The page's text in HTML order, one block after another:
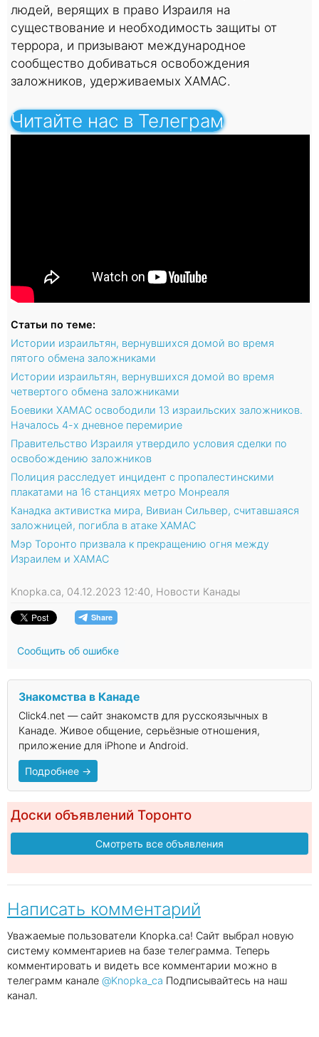
людей, верящих в право Израиля на
существование и необходимость защиты от
террора, и призывают международное
сообщество добиваться освобождения
заложников, удерживаемых ХАМАС.
Читайте нас в Телеграм
Статьи по теме:
Истории израильтян, вернувшихся домой во время
пятого обмена заложниками
Истории израильтян, вернувшихся домой во время
четвертого обмена заложниками
Боевики ХАМАС освободили 13 израильских заложников.
Началось 4-х дневное перемирие
Правительство Израиля утвердило условия сделки по
освобождению заложников
Полиция расследует инцидент с пропалестинскими
плакатами на 16 станциях метро Монреаля
Канадка активистка мира, Вивиан Сильвер, считавшаяся
заложницей, погибла в атаке ХАМАС
Мэр Торонто призвала к прекращению огня между
Израилем и ХАМАС
Knopka.ca, 04.12.2023 12:40, Новости Канады
Сообщить об ошибке
Знакомства в Канаде
Click4.net — сайт знакомств для русскоязычных в
Канаде. Живое общение, серьёзные отношения,
приложение для iPhone и Android.
Подробнее →
Доски объявлений Торонто
Смотреть все объявления
Написать комментарий
Уважаемые пользователи Knopka.ca! Сайт выбрал новую
систему комментариев на базе телеграмма. Теперь
комментировать и видеть все комментарии можно в
телеграмм канале @Knopka_ca Подписывайтесь на наш
канал.